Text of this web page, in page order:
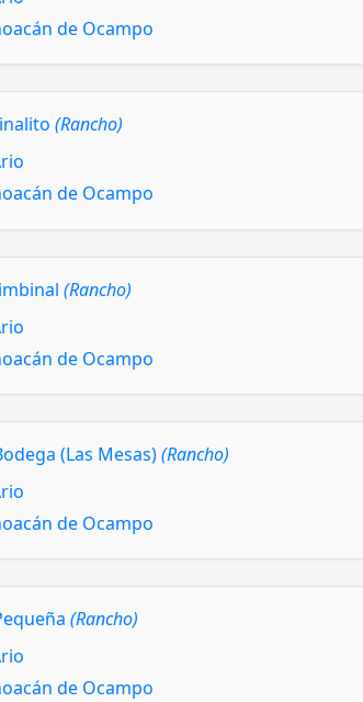
de Ocampo
(Rancho)
de Ocampo
(Rancho)
de Ocampo
(Las Mesas)(Rancho)
de Ocampo
(Rancho)
de Ocampo